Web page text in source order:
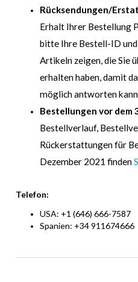
Rücksendungen/
Erhalt Ihrer Bestellung
bitte Ihre Bestell-ID
Artikeln zeigen, die Sie
erhalten haben, damit
möglich antworten
Bestellungen vor dem
Bestellverlauf,
Rückerstattungen für
Dezember 2021 finden
Telefon:
USA: +1 (646) 666-7587
Spanien: +34 911674666